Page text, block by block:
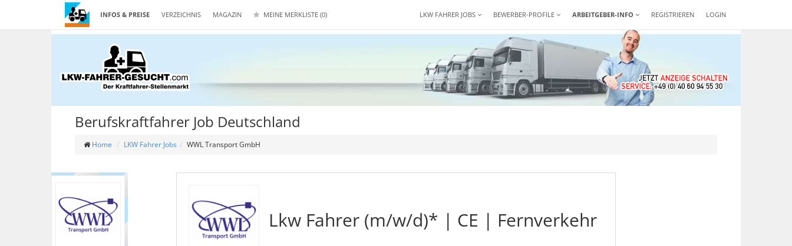
INFOS & PREISE VERZEICHNIS MAGAZIN MEINE MERKLISTE (0) REGISTRIEREN LOGIN
LKW FAHRER JOBS BEWERBER-PROFILE ARBEITGEBER-INFO
Berufskraftfahrer Job Deutschland
Home LKW Fahrer Jobs WWL Transport GmbH
Lkw Fahrer (m/w/d)* | CE | Fernverkehr